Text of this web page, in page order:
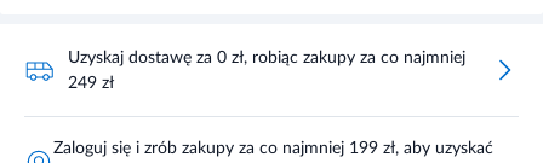
Uzyskaj dostawę za 0 zł, robiąc zakupy za co najmniej
249 zł
Zaloguj się i zrób zakupy za co najmniej 199 zł, aby uzyskać